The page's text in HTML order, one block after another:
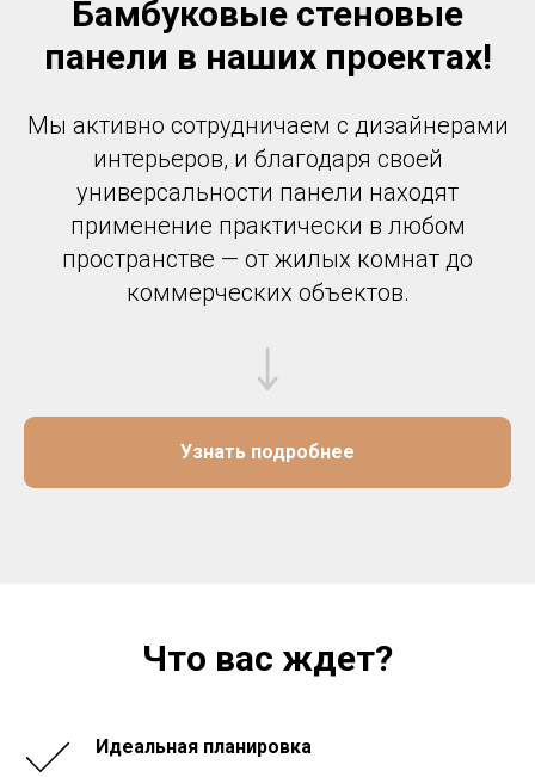
Бамбуковые стеновые
панели в наших проектах!
Мы активно сотрудничаем с дизайнерами
интерьеров, и благодаря своей
универсальности панели находят
применение практически в любом
пространстве — от жилых комнат до
коммерческих объектов.
Узнать подробнее
Что вас ждет?
Идеальная планировка